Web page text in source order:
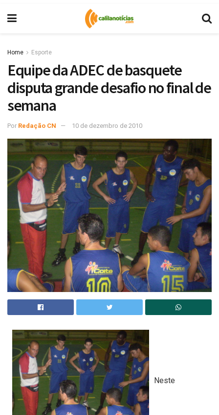
Home Esporte
Equipe da ADEC de basquete
disputa grande desafio no final de
semana
Por Redação CN 10 de dezembro de 2010
Neste